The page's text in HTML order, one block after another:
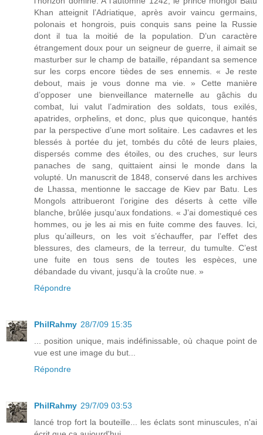
Khan atteignit l’Adriatique, après avoir vaincu germains,
polonais et hongrois, puis conquis sans peine la Russie
dont il tua la moitié de la population. D’un caractère
étrangement doux pour un seigneur de guerre, il aimait se
masturber sur le champ de bataille, répandant sa semence
sur les corps encore tièdes de ses ennemis. « Je reste
debout, mais je vous donne ma vie. » Cette manière
d’opposer une bienveillance maternelle au gâchis du
combat, lui valut l’admiration des soldats, tous exilés,
apatrides, orphelins, et donc, plus que quiconque, hantés
par la perspective d’une mort solitaire. Les cadavres et les
blessés à portée du jet, tombés du côté de leurs plaies,
dispersés comme des étoiles, ou des cruches, sur leurs
panaches de sang, quittaient ainsi le monde dans la
volupté. Un manuscrit de 1848, conservé dans les archives
de Lhassa, mentionne le saccage de Kiev par Batu. Les
Mongols attribueront l’origine des déserts à cette ville
blanche, brûlée jusqu’aux fondations. « J’ai domestiqué ces
hommes, ou je les ai mis en fuite comme des fauves. Ici,
plus qu’ailleurs, on les voit s’échauffer, par l’effet des
blessures, des clameurs, de la terreur, du tumulte. C’est
une fuite en tous sens de toutes les espèces, une
débandade du vivant, jusqu’à la croûte nue. »
Répondre
PhilRahmy 28/7/09 15:35
... position unique, mais indéfinissable, où chaque point de
vue est une image du but...
Répondre
PhilRahmy 29/7/09 03:53
lancé trop fort la bouteille... les éclats sont minuscules, n'ai